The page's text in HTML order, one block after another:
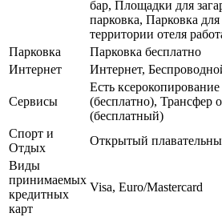
бар, Площадки для
парковка, Парковка
территории отеля
Парковка
Парковка бесплатно
Интернет
Интернет,
Сервисы
Есть
(бесплатно), Трансфер
(бесплатный)
Спорт и
Отдых
Открытый
Виды
принимаемых
кредитных
карт
Visa, Euro/Mastercard